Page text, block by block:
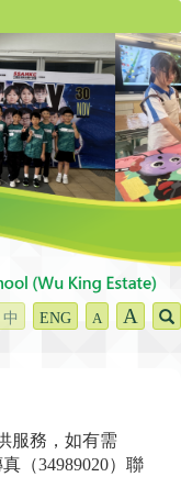
中 ENG A A
服務，如有需
（34989020）聯